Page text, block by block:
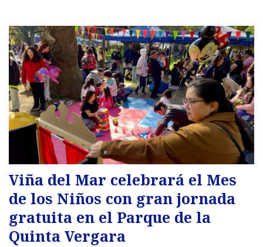
Viña del Mar celebrará el Mes
de los Niños con gran jornada
gratuita en el Parque de la
Quinta Vergara